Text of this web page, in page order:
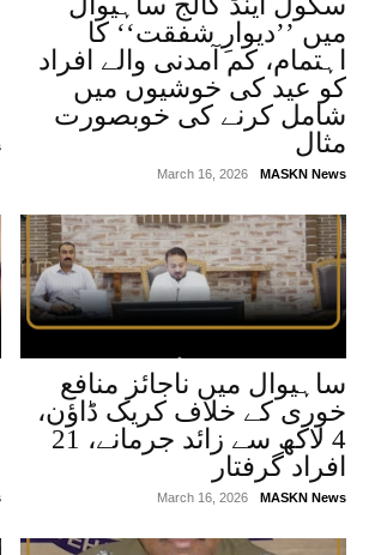
میں ’’دیوارِ شفقت‘‘ کا
اہتمام، کم آمدنی والے افراد
کو عید کی خوشیوں میں
شامل کرنے کی خوبصورت
مثال
MASKN News
March 16, 2026
ساہیوال میں ناجائز منافع
خوری کے خلاف کریک ڈاؤن،
4 لاکھ سے زائد جرمانے، 21
افراد گرفتار
MASKN News
March 16, 2026